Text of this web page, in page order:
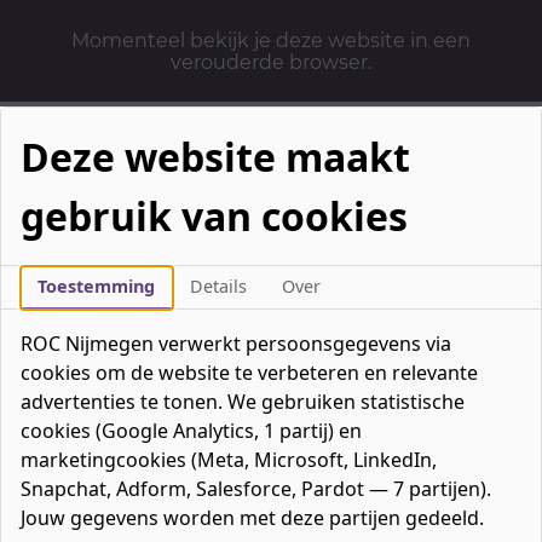
Momenteel bekijk je deze website in een
verouderde browser.
Mbo-opleidingen
Werken & Leren
Mavo / havo / vwo
Contact
Over ons
Bedrijven
Favorieten0favorieten
Mijn ROC
Zoeken
Deze website maakt
gebruik van cookies
Toestemming Details Over
ROC Nijmegen verwerkt persoonsgegevens via
cookies om de website te verbeteren en relevante
advertenties te tonen. We gebruiken statistische
cookies (Google Analytics, 1 partij) en
marketingcookies (Meta, Microsoft, LinkedIn,
Snapchat, Adform, Salesforce, Pardot — 7 partijen).
Jouw gegevens worden met deze partijen gedeeld.